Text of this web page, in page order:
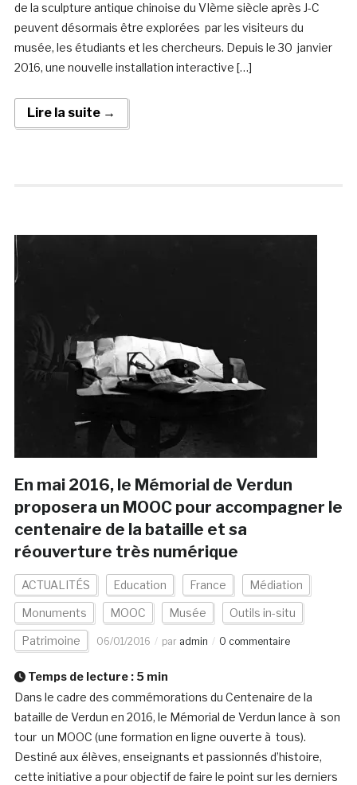
de la sculpture antique chinoise du VIème siècle après J-C
peuvent désormais être explorées par les visiteurs du
musée, les étudiants et les chercheurs. Depuis le 30 janvier
2016, une nouvelle installation interactive […]
Lire la suite →
En mai 2016, le Mémorial de Verdun
proposera un MOOC pour accompagner le
centenaire de la bataille et sa
réouverture très numérique
ACTUALITÉS Education France Médiation
Monuments MOOC Musée Outils in-situ
Patrimoine 06/01/2016 par admin 0 commentaire
Temps de lecture : 5 min
Dans le cadre des commémorations du Centenaire de la
bataille de Verdun en 2016, le Mémorial de Verdun lance à son
tour un MOOC (une formation en ligne ouverte à tous).
Destiné aux élèves, enseignants et passionnés d’histoire,
cette initiative a pour objectif de faire le point sur les derniers